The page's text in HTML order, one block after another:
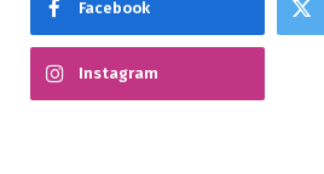
Facebook
Instagram